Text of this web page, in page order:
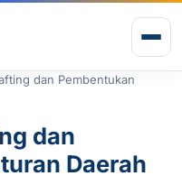
dan Pembentukan
dan
Daerah